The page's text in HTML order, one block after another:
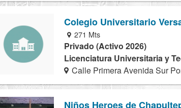
Colegio Universitario
271 Mts
Privado (Activo 2026)
Licenciatura Universitaria y
Calle Primera Avenida Sur
Niños Heroes de